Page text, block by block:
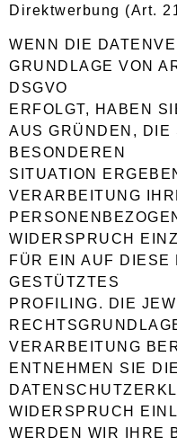
Direktwerbung (Art.
WENN DIE
GRUNDLAGE VON
DSGVO
ERFOLGT, HABEN
AUS GRÜNDEN, DIE
BESONDEREN
SITUATION
VERARBEITUNG
WIDERSPRUCH
FÜR EIN AUF DIESE
GESTÜTZTES
PROFILING. DIE
VERARBEITUNG
ENTNEHMEN SIE
WIDERSPRUCH
WERDEN WIR IHRE